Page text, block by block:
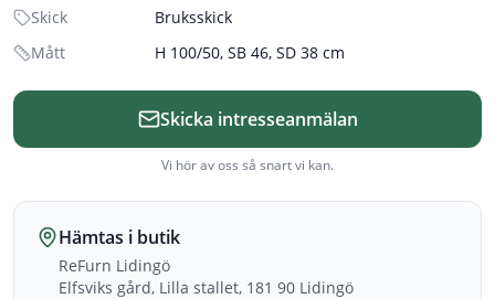
Skick
Bruksskick
Mått
H 100/50, SB 46, SD 38 cm
Skicka intresseanmälan
Vi hör av oss så snart vi kan.
Hämtas i butik
ReFurn Lidingö
Elfsviks gård, Lilla stallet, 181 90 Lidingö